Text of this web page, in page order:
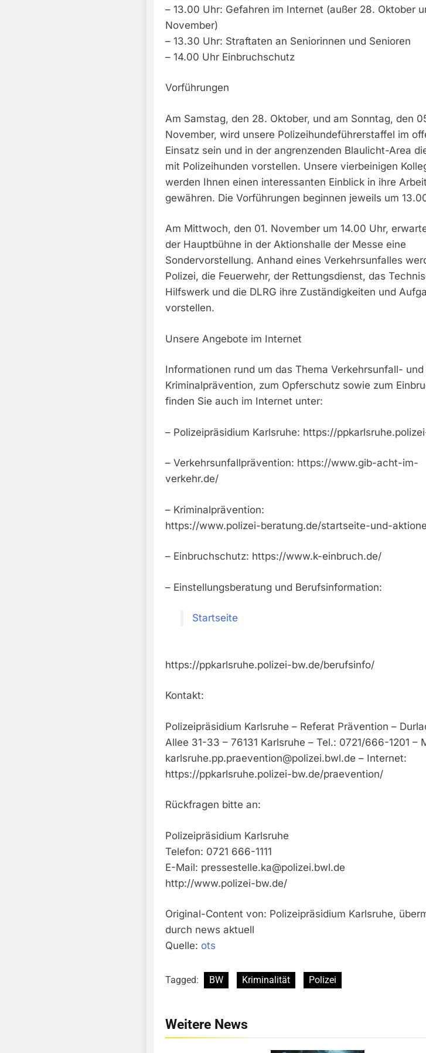
– 13.00 Uhr: Gefahren im Internet (außer 28. Oktober
November)
– 13.30 Uhr: Straftaten an Seniorinnen und Senioren
– 14.00 Uhr Einbruchschutz
Vorführungen
Am Samstag, den 28. Oktober, und am Sonntag, den
November, wird unsere Polizeihundeführerstaffel im
Einsatz sein und in der angrenzenden Blaulicht-Area
mit Polizeihunden vorstellen. Unsere vierbeinigen
werden Ihnen einen interessanten Einblick in ihre Arbeit
gewähren. Die Vorführungen beginnen jeweils um
Am Mittwoch, den 01. November um 14.00 Uhr,
der Hauptbühne in der Aktionshalle der Messe eine
Sondervorstellung. Anhand eines Verkehrsunfalles
Polizei, die Feuerwehr, der Rettungsdienst, das
Hilfswerk und die DLRG ihre Zuständigkeiten und
vorstellen.
Unsere Angebote im Internet
Informationen rund um das Thema Verkehrsunfall- und
Kriminalprävention, zum Opferschutz sowie zum
finden Sie auch im Internet unter:
– Polizeipräsidium Karlsruhe: https://
– Verkehrsunfallprävention: https://www.gib-acht-im-
verkehr.de/
– Kriminalprävention:
https://www.polizei-beratung.de/startseite-und-
– Einbruchschutz: https://www.k-einbruch.de/
– Einstellungsberatung und Berufsinformation:
Startseite
https://ppkarlsruhe.polizei-bw.de/berufsinfo/
Kontakt:
Polizeipräsidium Karlsruhe – Referat Prävention –
Allee 31-33 – 76131 Karlsruhe – Tel.: 0721/666-1201 –
karlsruhe.pp.praevention@polizei.bwl.de – Internet:
https://ppkarlsruhe.polizei-bw.de/praevention/
Rückfragen bitte an:
Polizeipräsidium Karlsruhe
Telefon: 0721 666-1111
E-Mail: pressestelle.ka@polizei.bwl.de
http://www.polizei-bw.de/
Original-Content von: Polizeipräsidium Karlsruhe,
durch news aktuell
Quelle: ots
Tagged: BW Kriminalität Polizei
Weitere News